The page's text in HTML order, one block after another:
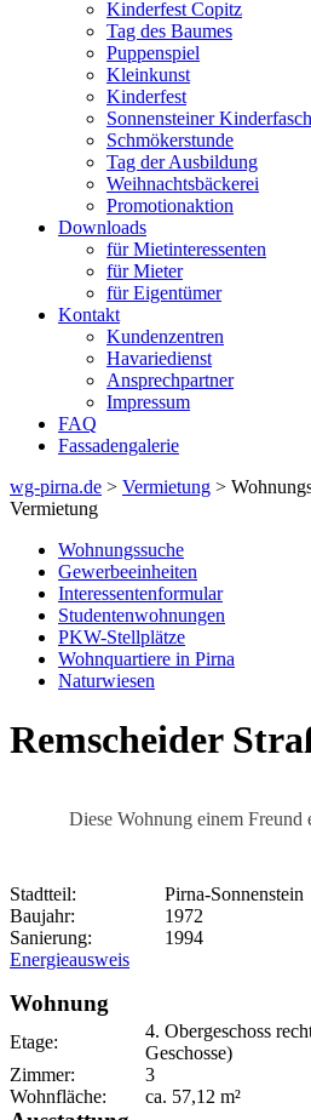
Kinderfest Copitz
Tag des Baumes
Puppenspiel
Kleinkunst
Kinderfest
Sonnensteiner
Schmökerstunde
Tag der Ausbildung
Weihnachtsbäckerei
Promotionaktion
Downloads
für Mietinteressenten
für Mieter
für Eigentümer
Kontakt
Kundenzentren
Havariedienst
Ansprechpartner
Impressum
FAQ
Fassadengalerie
wg-pirna.de > Vermietung >
Vermietung
Wohnungssuche
Gewerbeeinheiten
Interessentenformular
Studentenwohnungen
PKW-Stellplätze
Wohnquartiere in Pirna
Naturwiesen
Remscheider
Diese Wohnung einem Freund
Stadtteil:
Pirna-Sonnenstein
Baujahr:
1972
Sanierung:
1994
Energieausweis
Wohnung
Etage:
4. Obergeschoss
Geschosse)
Zimmer:
3
Wohnfläche:
ca. 57,12 m²